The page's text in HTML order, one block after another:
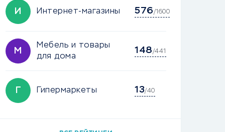
И Интернет-магазины 576/1600
М
Мебель и товары
для дома
148/441
Г Гипермаркеты 13/40